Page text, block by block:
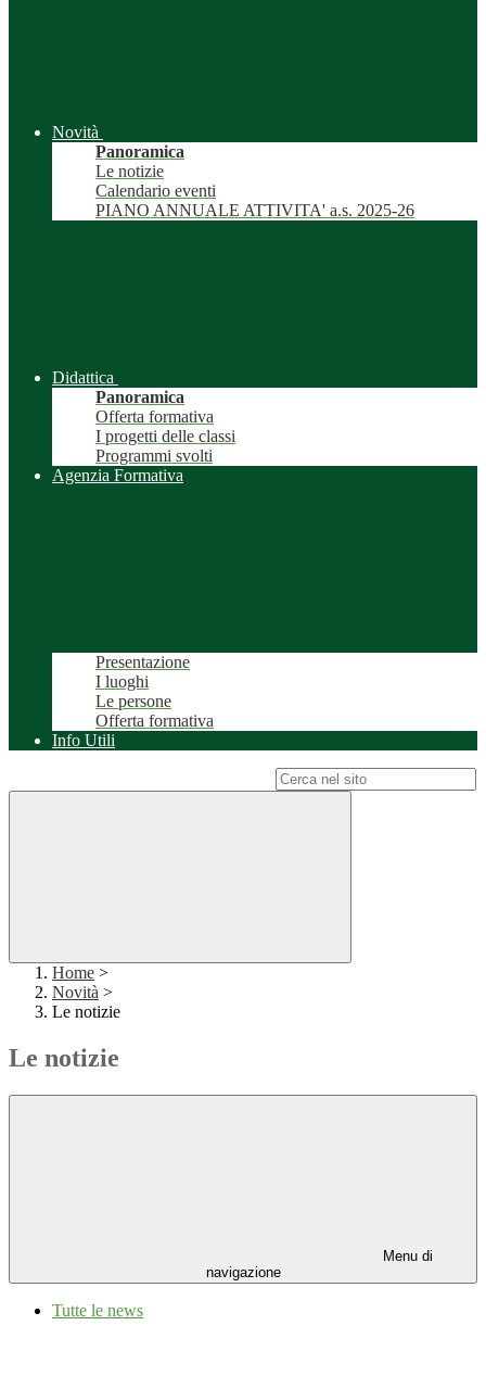
Novità
Panoramica
Le notizie
Calendario eventi
PIANO ANNUALE ATTIVITA' a.s. 2025-26
Didattica
Panoramica
Offerta formativa
I progetti delle classi
Programmi svolti
Agenzia Formativa
Presentazione
I luoghi
Le persone
Offerta formativa
Info Utili
Home >
Novità >
Le notizie
Le notizie
Menu di
navigazione
Tutte le news